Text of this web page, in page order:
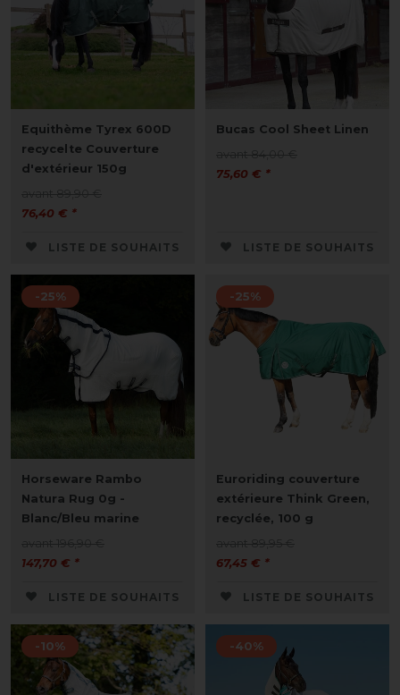
Equithème Tyrex 600D
recycelte Couverture
d'extérieur 150g
76,40 € *
LISTE DE SOUHAITS
Bucas Cool Sheet Linen
75,60 € *
LISTE DE SOUHAITS
-25%
Horseware Rambo
Natura Rug 0g -
Blanc/Bleu marine
147,70 € *
LISTE DE SOUHAITS
-25%
Euroriding couverture
extérieure Think Green,
recyclée, 100 g
67,45 € *
LISTE DE SOUHAITS
-10% -40%